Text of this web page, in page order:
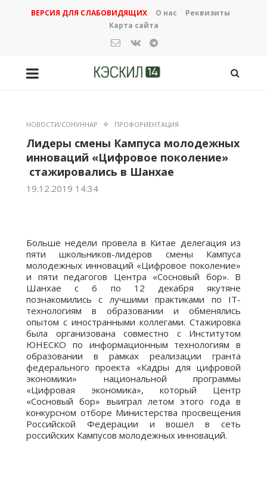
ВЕРСИЯ ДЛЯ СЛАБОВИДЯЩИХ О нас
Реквизиты
Карта сайта
НОВОСТИ/СОНУННАР ПРОФОРИЕНТАЦИЯ
Лидеры смены Кампуса молодежных
инноваций «Цифровое поколение»
стажировались в Шанхае
19.12.2019 14:34
Больше недели провела в Китае делегация из
пяти школьников-лидеров смены Кампуса
молодежных инноваций «Цифровое поколение»
и пяти педагогов Центра «Сосновый бор». В
Шанхае с 6 по 12 декабря якутяне
познакомились с лучшими практиками по IT-
технологиям в образовании и обменялись
опытом с иностранными коллегами. Стажировка
была организована совместно с Институтом
ЮНЕСКО по информационным технологиям в
образовании в рамках реализации гранта
федерального проекта «Кадры для цифровой
экономики» национальной программы
«Цифровая экономика», который Центр
«Сосновый бор» выиграл летом этого года в
конкурсном отборе Министерства просвещения
Российской Федерации и вошел в сеть
российских Кампусов молодежных инноваций.